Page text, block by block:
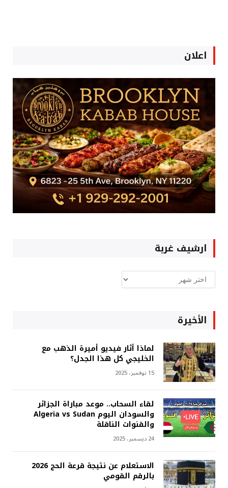
اعلان
ارشيف غربة
ارشيف
غربة
الأخيرة
لماذا أثار فيديو أميرة الذهب مع
الخليجي كل هذا الجدل؟
15 نوفمبر، 2025
لقاء السحاب.. موعد مباراة الجزائر
والسودان اليوم Algeria vs Sudan
والقنوات الناقلة
24 ديسمبر، 2025
الاستعلام عن نتيجة قرعة الحج 2026
بالرقم القومي